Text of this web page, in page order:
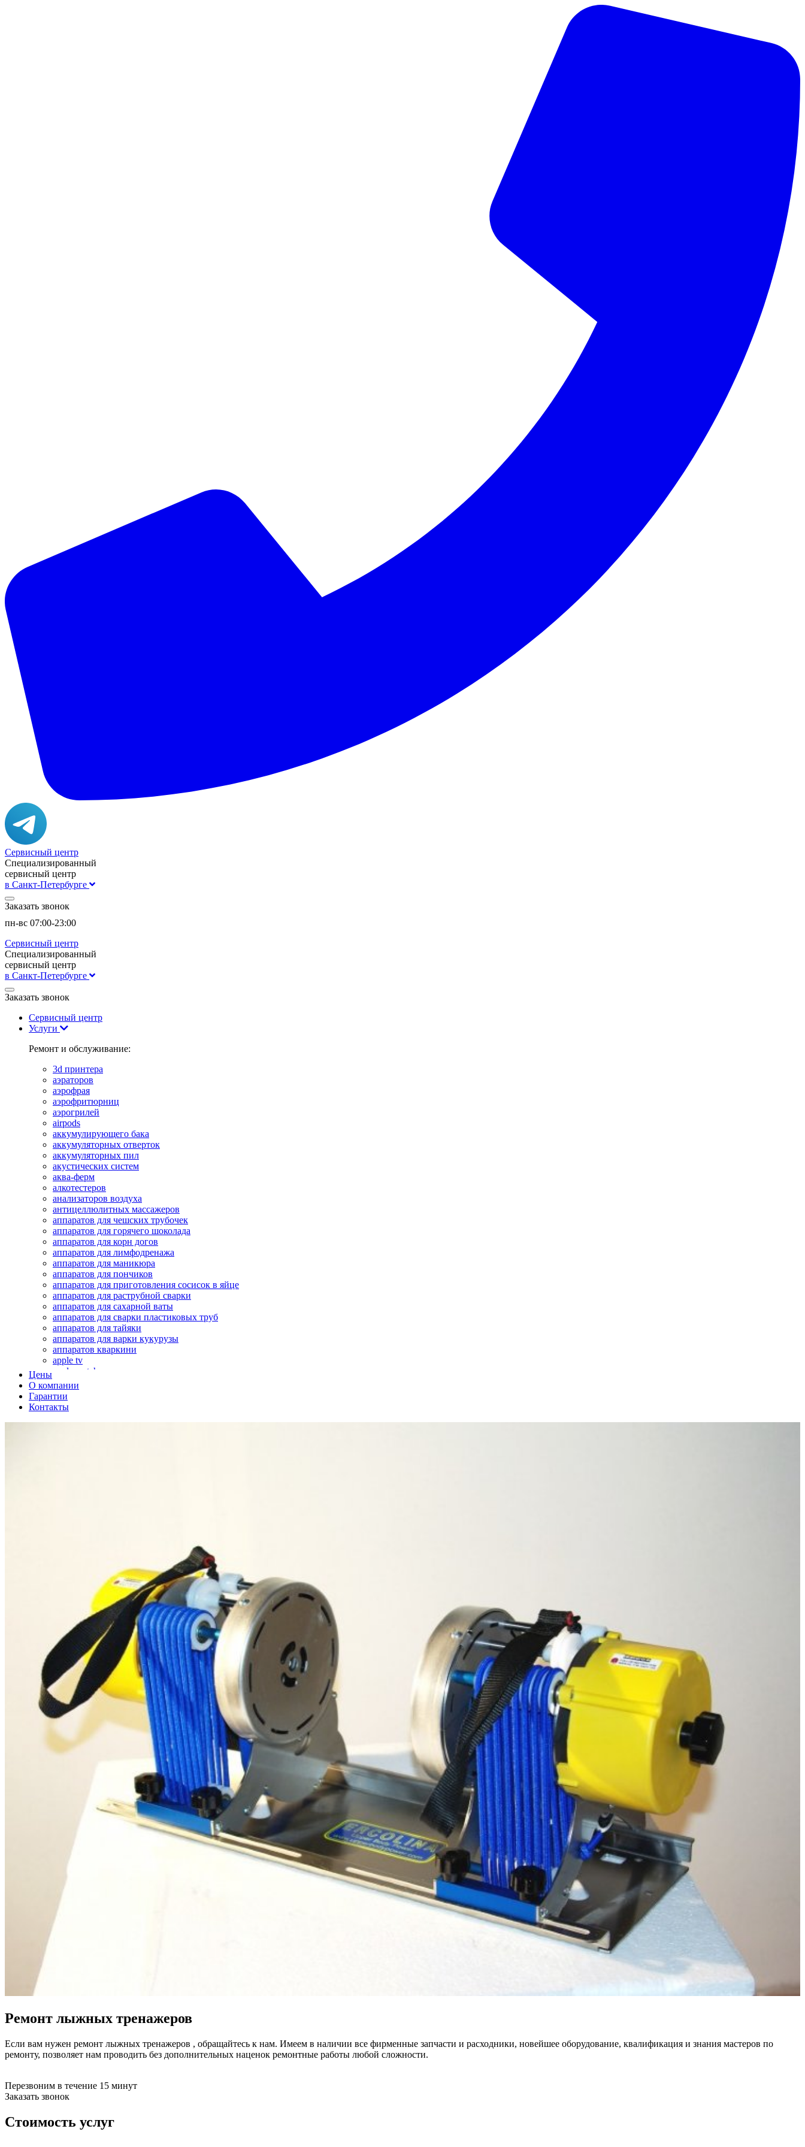
Сервисный центр
Специализированный
сервисный центр
в Санкт-Петербурге
Заказать звонок
пн-вс 07:00-23:00
Сервисный центр
Специализированный
сервисный центр
в Санкт-Петербурге
Заказать звонок
Сервисный центр
Услуги
Ремонт и обслуживание:
3d принтера
аэраторов
аэрофрая
аэрофритюрниц
аэрогрилей
airpods
аккумулирующего бака
аккумуляторных отверток
аккумуляторных пил
акустических систем
аква-ферм
алкотестеров
анализаторов воздуха
антицеллюлитных массажеров
аппаратов для чешских трубочек
аппаратов для горячего шоколада
аппаратов для корн догов
аппаратов для лимфодренажа
аппаратов для маникюра
аппаратов для пончиков
аппаратов для приготовления сосисок в яйце
аппаратов для раструбной сварки
аппаратов для сахарной ваты
аппаратов для сварки пластиковых труб
аппаратов для тайяки
аппаратов для варки кукурузы
аппаратов кваркини
apple tv
apple watch
аромадиффузоров
аромастанций
ароматизаторов воздуха
аудиоплееров
аудиопроцессоров
бактерицидной лампы
беговых дорожек
бензобуров
бензогенераторов
бензоножниц
бензопил
бензорезов
бензорезов
беспроводных систем мониторинга
беспроводных систем презентаций
бетоноломов
бетономешалок
безменов
биговщиков
блендеров
блинниц
блоков автоматики насосов
блоков диспетчеризации
блоков подключения
блоков управления
брошюраторов
брудеров
буклетмейкеров
бутербродниц
cd проигрывателей
cd ресиверов
дарсонвалей
датчиков качества воды
датчиков протечки
датчиков температуры
дельташлифмашин
депиляторов
дестратификаторов
Цены
О компании
Гарантии
Контакты
Ремонт лыжных тренажеров
Если вам нужен ремонт лыжных тренажеров , обращайтесь к нам. Имеем в наличии все фирменные запчасти и расходники, новейшее оборудование, квалификация и знания мастеров по
ремонту, позволяет нам проводить без дополнительных наценок ремонтные работы любой сложности.
Перезвоним в течение 15 минут
Заказать звонок
Стоимость услуг